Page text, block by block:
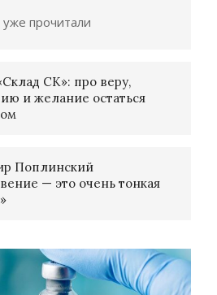
прочитали
СК»: про веру,
и желание остаться
Поплинский
— это очень тонкая